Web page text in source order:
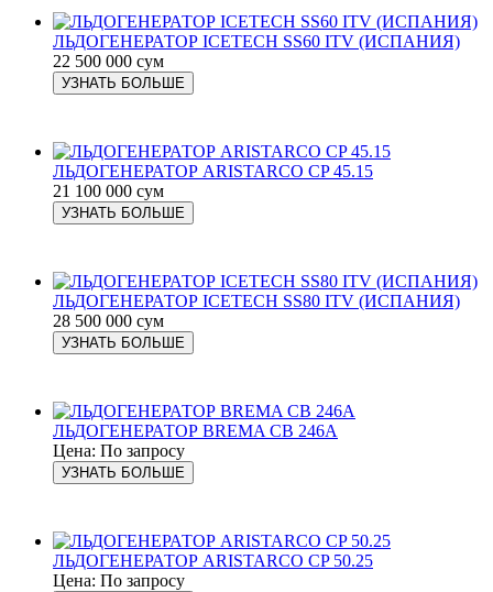
ЛЬДОГЕНЕРАТОР ICETECH SS60 ITV (ИСПАНИЯ)
22 500 000 сум
УЗНАТЬ БОЛЬШЕ
ЛЬДОГЕНЕРАТОР ARISTARCO CP 45.15
21 100 000 сум
УЗНАТЬ БОЛЬШЕ
ЛЬДОГЕНЕРАТОР ICETECH SS80 ITV (ИСПАНИЯ)
28 500 000 сум
УЗНАТЬ БОЛЬШЕ
ЛЬДОГЕНЕРАТОР BREMA CB 246A
Цена: По запросу
УЗНАТЬ БОЛЬШЕ
ЛЬДОГЕНЕРАТОР ARISTARCO CP 50.25
Цена: По запросу